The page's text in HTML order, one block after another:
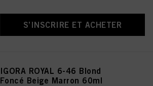
S’INSCRIRE ET ACHETER
IGORA ROYAL 6-46 Blond
Foncé Beige Marron 60ml